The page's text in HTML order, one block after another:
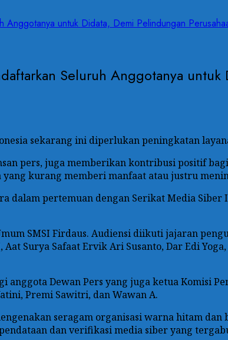
untuk Didata, Demi Pelindungan
Seluruh Anggotanya
sekarang ini diperlukan peningkatan
pers, juga memberikan kontribusi positif
kurang memberi manfaat atau justru
dalam pertemuan dengan Serikat Media Siber
SMSI Firdaus. Audiensi diikuti jajaran
Surya Safaat Ervik Ari Susanto, Dar Edi
Dewan Pers yang juga ketua Komisi
Premi Sawitri, dan Wawan A.
seragam organisasi warna hitam
dan verifikasi media siber yang